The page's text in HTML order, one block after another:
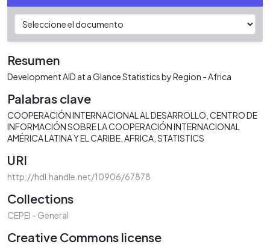
Resumen
Development AID at a Glance Statistics by Region - Africa
Palabras clave
COOPERACIÓN INTERNACIONAL AL DESARROLLO CENTRO DE
INFORMACIÓN SOBRE LA COOPERACIÓN INTERNACIONAL
AMÉRICA LATINA Y EL CARIBE AFRICA STATISTICS
URI
http://hdl.handle.net/10906/67878
Collections
CEPEI - General
Creative Commons license